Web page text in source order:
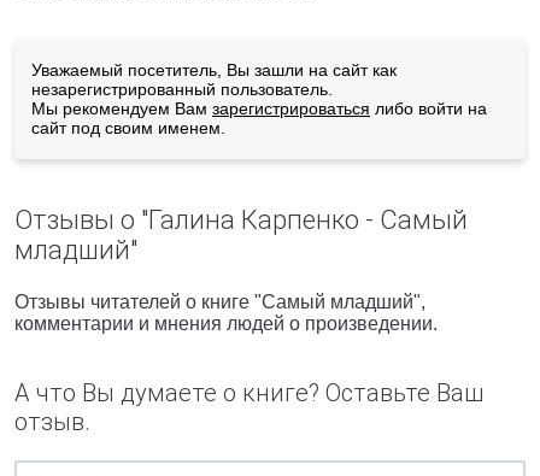
Уважаемый посетитель, Вы зашли на сайт как
незарегистрированный пользователь.
Мы рекомендуем Вам зарегистрироваться либо войти на
сайт под своим именем.
Отзывы о "Галина Карпенко - Самый
младший"
Отзывы читателей о книге "Самый младший",
комментарии и мнения людей о произведении.
А что Вы думаете о книге? Оставьте Ваш
отзыв.